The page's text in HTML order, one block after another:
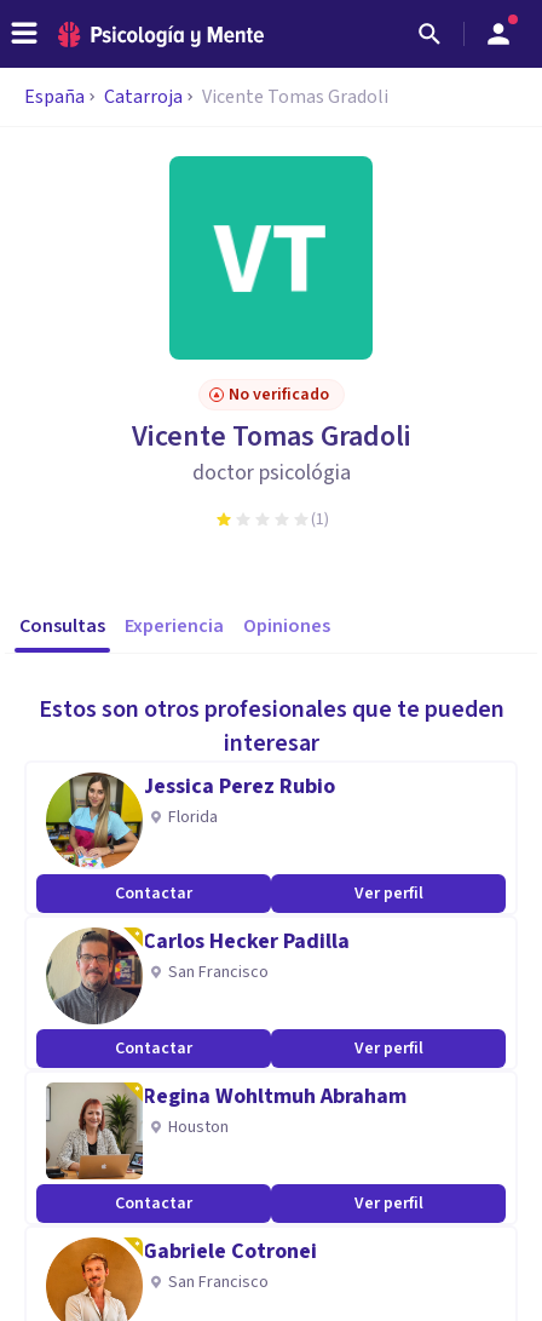
España Catarroja Vicente Tomas Gradoli
No verificado
Vicente Tomas Gradoli
doctor psicológia
(1)
Consultas Experiencia Opiniones
Estos son otros profesionales que te pueden
interesar
Jessica Perez Rubio
Florida
Contactar Ver perfil
Carlos Hecker Padilla
San Francisco
Contactar Ver perfil
Regina Wohltmuh Abraham
Houston
Contactar Ver perfil
Gabriele Cotronei
San Francisco